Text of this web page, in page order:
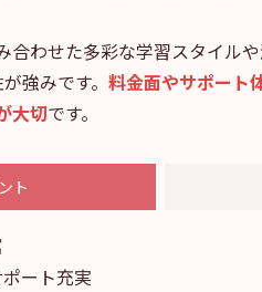
わせた多彩な学習スタイル
強みです。 料金面やサポート
大切です。
ト
ート充実